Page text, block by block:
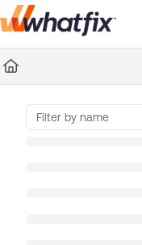
Fetch the complete